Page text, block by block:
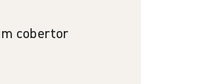
cobertor